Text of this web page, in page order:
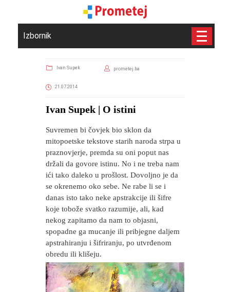
Izbornik
Ivan Supek prometej.ba
21.07.2014
Ivan Supek | O istini
Suvremen bi čovjek bio sklon da
mitopoetske tekstove starih naroda strpa u
praznovjerje, premda su oni poput nas
držali da govore istinu. No i ne treba nam
ići tako daleko u prošlost. Dovoljno je da
se okrenemo oko sebe. Ne rabe li se i
danas isto tako neke apstrakcije ili šifre
koje tobože svatko razumije, ali, kad
nekog zapitamo da nam to objasni,
spopadne ga mucanje ili pribjegne daljem
apstrahiranju i šifriranju, po utvrđenom
obredu ili klišeju.